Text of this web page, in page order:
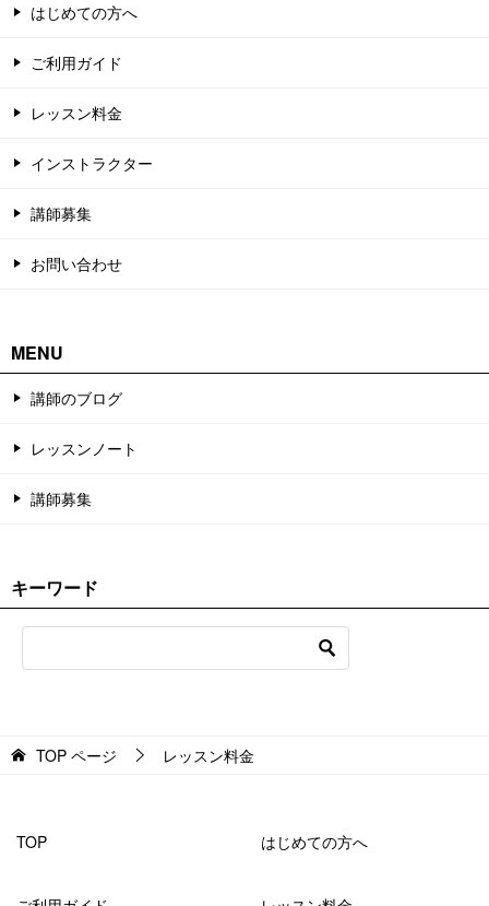
はじめての方へ
ご利用ガイド
レッスン料金
インストラクター
講師募集
お問い合わせ
MENU
講師のブログ
レッスンノート
講師募集
キーワード
TOP ページ レッスン料金
TOP はじめての方へ